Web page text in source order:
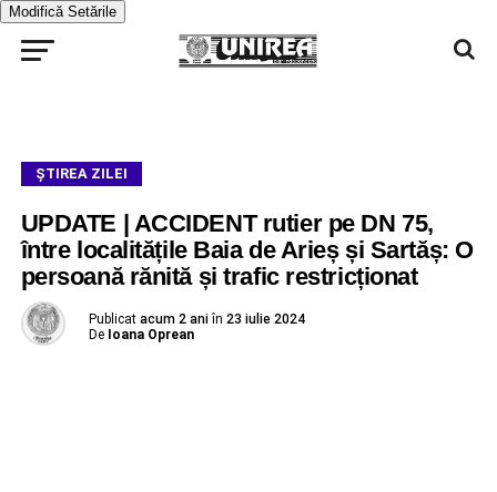
Modifică Setările
ŞTIREA ZILEI
UPDATE | ACCIDENT rutier pe DN 75,
între localitățile Baia de Arieș și Sartăș: O
persoană rănită și trafic restricționat
Publicat acum 2 ani în 23 iulie 2024
De Ioana Oprean